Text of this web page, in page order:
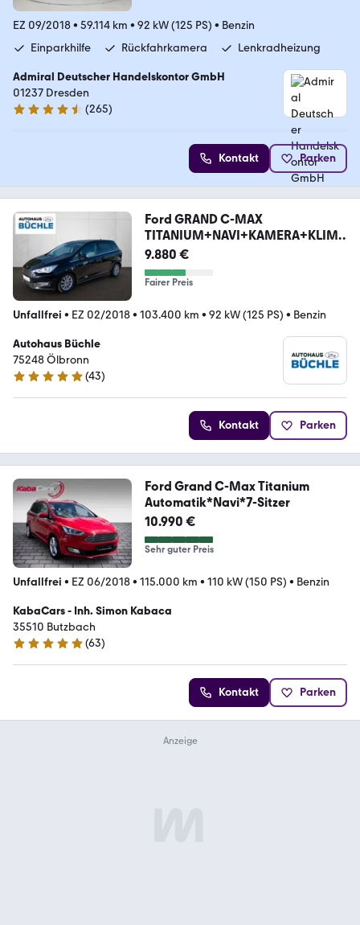
EZ 09/2018• 59.114 km • 92 kW (125 PS) • Benzin
Einparkhilfe
Rückfahrkamera Lenkradheizung
Admiral Deutscher Handelskontor GmbH
01237 Dresden
4.6 Sterne
(265)
Kontakt Parken
Ford GRAND C-MAX
TITANIUM+NAVI+KAMERA+KLIMA
!
9.880 €
Fairer Preis
Unfallfrei • EZ 02/2018• 103.400 km • 92 kW (125 PS) • Benzin
Autohaus Büchle
75248 Ölbronn
5 Sterne
(43)
Kontakt Parken
Ford Grand C-Max Titanium
Automatik*Navi*7-Sitzer
10.990 €
Sehr guter Preis
Unfallfrei • EZ 06/2018• 115.000 km • 110 kW (150 PS) • Benzin
KabaCars - Inh. Simon Kabaca
35510 Butzbach
4.8 Sterne
(63)
Kontakt Parken